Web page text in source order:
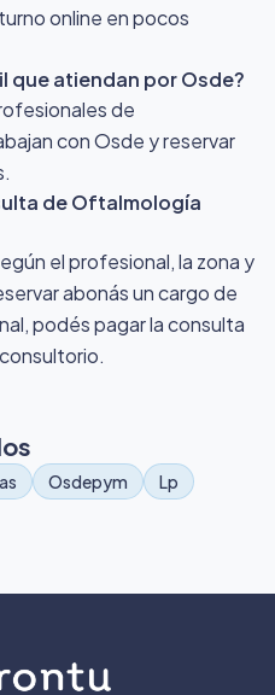
online en pocos
que atiendan por Osde?
de
con Osde y reservar
de Oftalmología
el profesional, la zona y
abonás un cargo de
podés pagar la consulta
Osdepym
Lp